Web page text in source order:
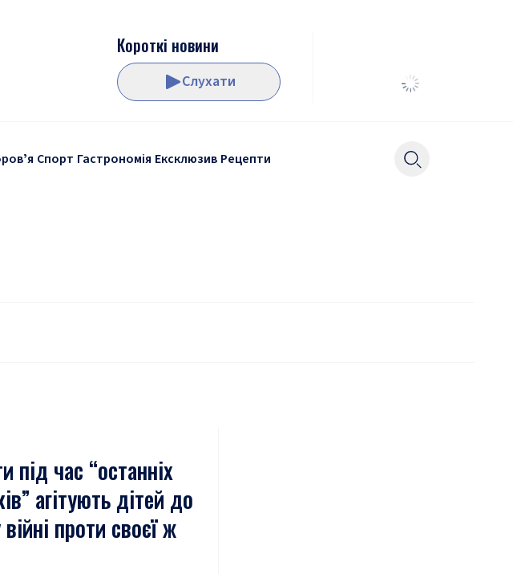
Короткі новини
Слухати
Спорт Гастрономія Ексклюзив Рецепти
під час “останніх
агітують дітей до
війні проти своєї ж